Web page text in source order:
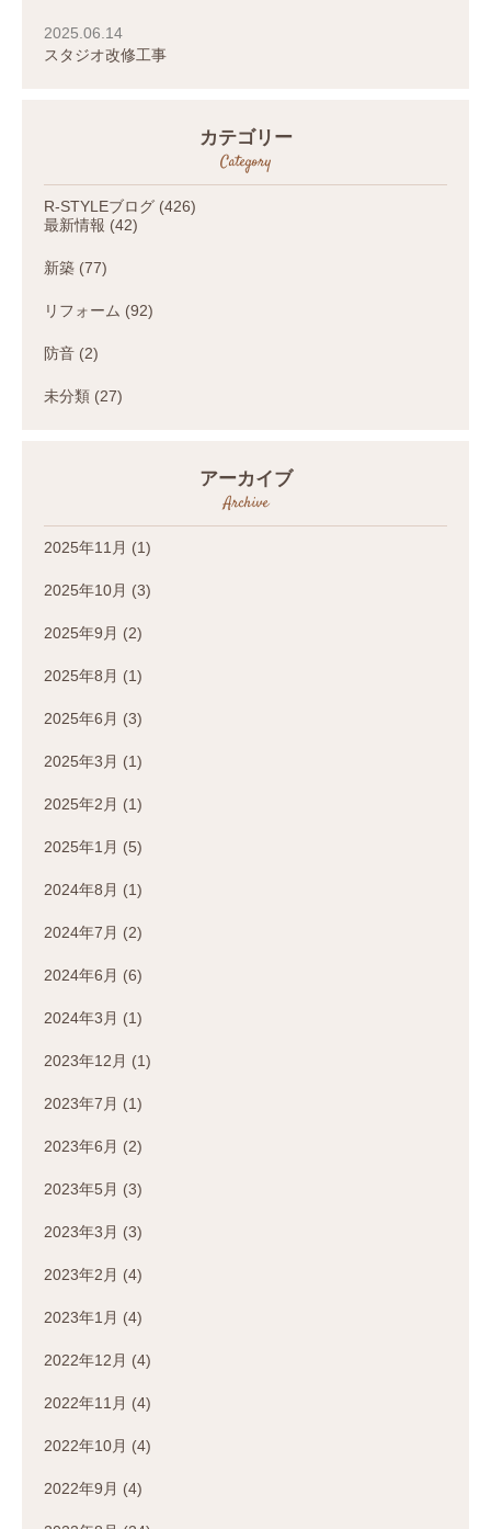
2025.06.14
スタジオ改修工事
カテゴリー
Category
R-STYLEブログ (426)
最新情報 (42)
新築 (77)
リフォーム (92)
防音 (2)
未分類 (27)
アーカイブ
Archive
2025年11月 (1)
2025年10月 (3)
2025年9月 (2)
2025年8月 (1)
2025年6月 (3)
2025年3月 (1)
2025年2月 (1)
2025年1月 (5)
2024年8月 (1)
2024年7月 (2)
2024年6月 (6)
2024年3月 (1)
2023年12月 (1)
2023年7月 (1)
2023年6月 (2)
2023年5月 (3)
2023年3月 (3)
2023年2月 (4)
2023年1月 (4)
2022年12月 (4)
2022年11月 (4)
2022年10月 (4)
2022年9月 (4)